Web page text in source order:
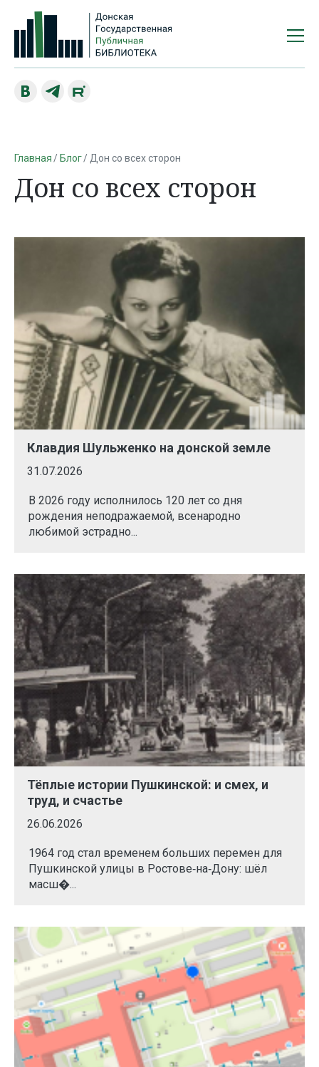
Главная Блог Дон со всех сторон
Дон со всех сторон
Клавдия Шульженко на донской земле
31.07.2026
В 2026 году исполнилось 120 лет со дня
рождения неподражаемой, всенародно
любимой эстрадно...
Тёплые истории Пушкинской: и смех, и
труд, и счастье
26.06.2026
1964 год стал временем больших перемен для
Пушкинской улицы в Ростове‑на‑Дону: шёл
масш�...